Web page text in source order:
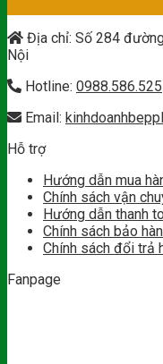
Địa chỉ: Số 284
Nội
Hotline: 0988.586.525
Email:
Hỗ trợ
Hướng dẫn mua
Chính sách vận
Hướng dẫn thanh
Chính sách bảo
Chính sách đổi trả
Fanpage